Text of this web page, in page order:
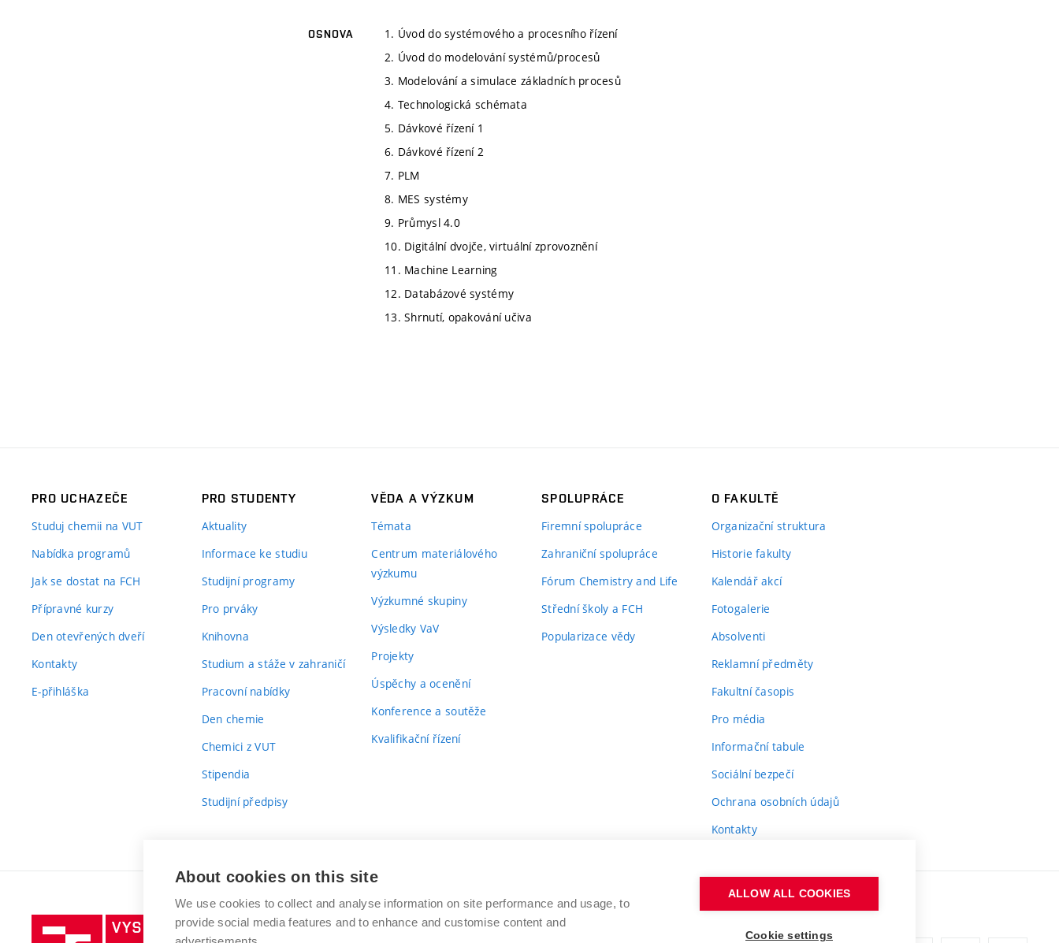
OSNOVA
1. Úvod do systémového a procesního řízení
2. Úvod do modelování systémů/procesů
3. Modelování a simulace základních procesů
4. Technologická schémata
5. Dávkové řízení 1
6. Dávkové řízení 2
7. PLM
8. MES systémy
9. Průmysl 4.0
10. Digitální dvojče, virtuální zprovoznění
11. Machine Learning
12. Databázové systémy
13. Shrnutí, opakování učiva
PRO UCHAZEČE
Studuj chemii na VUT
Nabídka programů
Jak se dostat na FCH
Přípravné kurzy
Den otevřených dveří
Kontakty
E-přihláška
PRO STUDENTY
Aktuality
Informace ke studiu
Studijní programy
Pro prváky
Knihovna
Studium a stáže v zahraničí
Pracovní nabídky
Den chemie
Chemici z VUT
Stipendia
Studijní předpisy
VĚDA A VÝZKUM
Témata
Centrum materiálového
výzkumu
Výzkumné skupiny
Výsledky VaV
Projekty
Úspěchy a ocenění
Konference a soutěže
Kvalifikační řízení
SPOLUPRÁCE
Firemní spolupráce
Zahraniční spolupráce
Fórum Chemistry and Life
Střední školy a FCH
Popularizace vědy
O FAKULTĚ
Organizační struktura
Historie fakulty
Kalendář akcí
Fotogalerie
Absolventi
Reklamní předměty
Fakultní časopis
Pro média
Informační tabule
Sociální bezpečí
Ochrana osobních údajů
Kontakty
Vysoké
VYSOKÉ UČENÍ TECHNICKÉ V BRNĚ
About cookies on this site
We use cookies to collect and analyse information on site performance and usage, to
provide social media features and to enhance and customise content and
ALLOW ALL COOKIES
Cookie settings